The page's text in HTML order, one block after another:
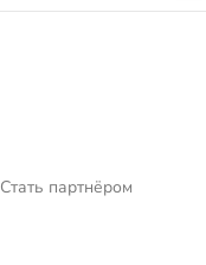
Стать партнёром